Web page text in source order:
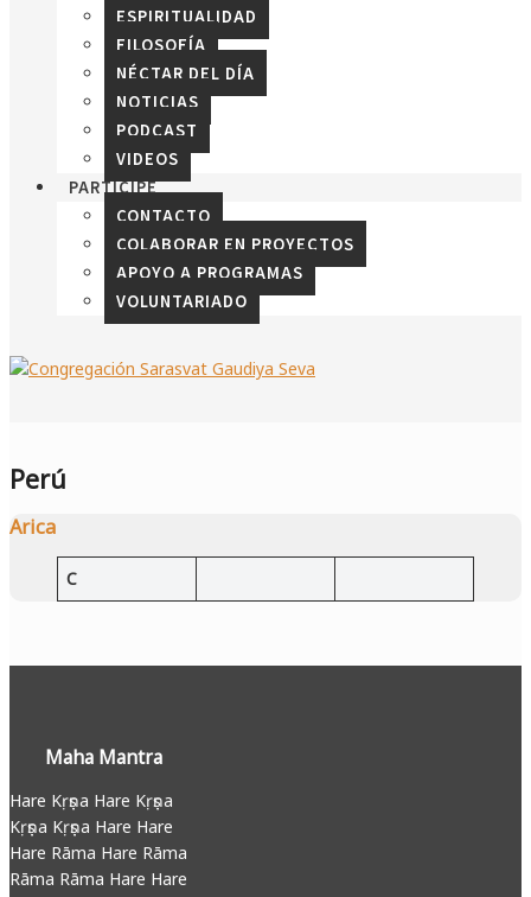
ESPIRITUALIDAD
FILOSOFÍA
NÉCTAR DEL DÍA
NOTICIAS
PODCAST
VIDEOS
PARTICIPE
CONTACTO
COLABORAR EN PROYECTOS
APOYO A PROGRAMAS
VOLUNTARIADO
Perú
Arica
C
Maha Mantra
Hare Kṛṣṇa Hare Kṛṣṇa
Kṛṣṇa Kṛṣṇa Hare Hare
Hare Rāma Hare Rāma
Rāma Rāma Hare Hare